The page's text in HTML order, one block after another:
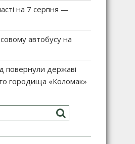
на 7 серпня —
автобусу на
повернули державі
городища «Коломак»